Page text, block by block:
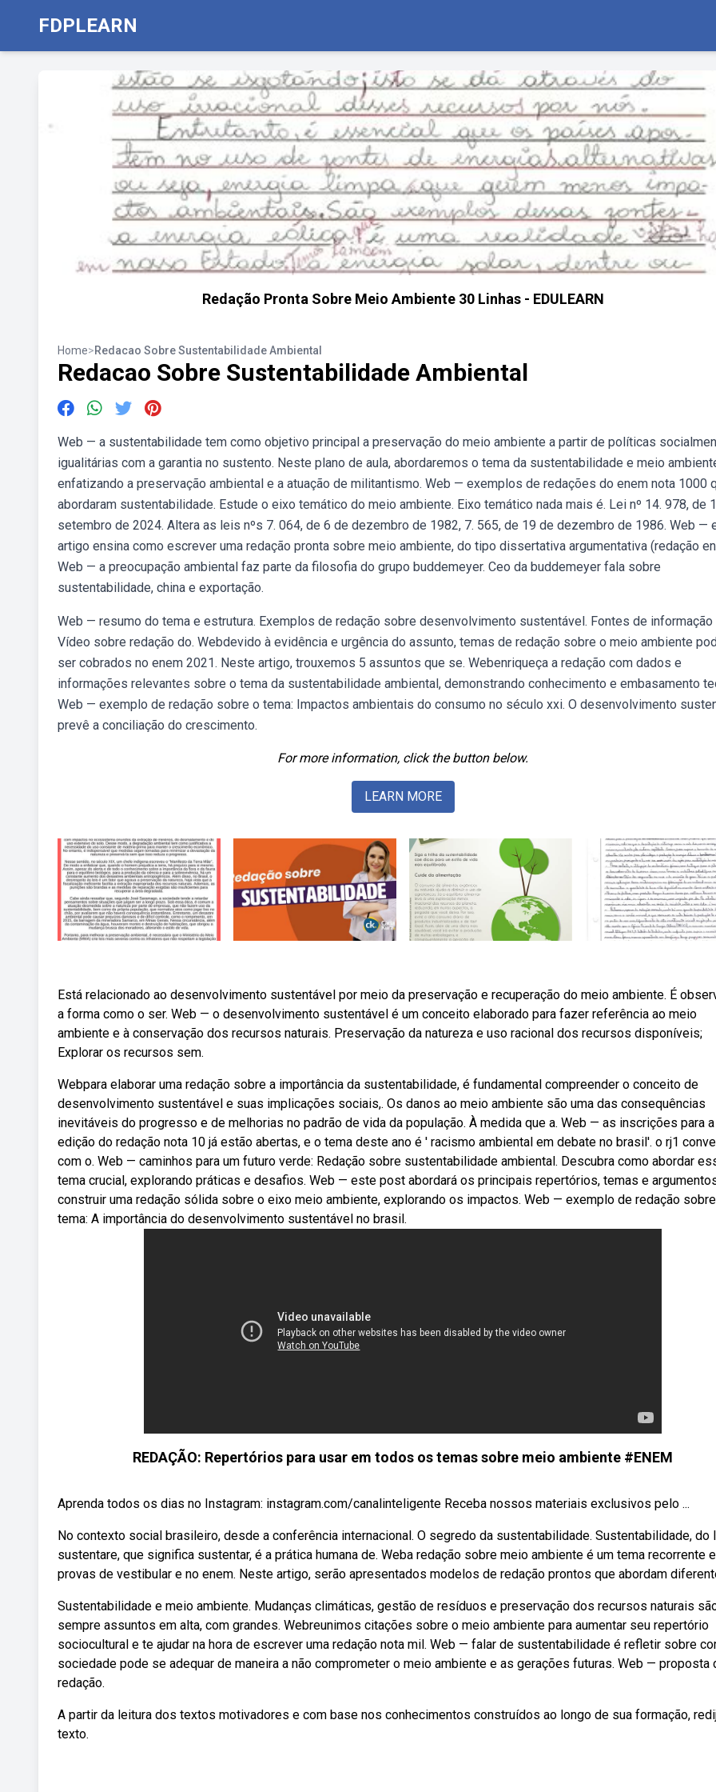
FDPLEARN
Redação Pronta Sobre Meio Ambiente 30 Linhas - EDULEARN
Home>Redacao Sobre Sustentabilidade Ambiental
Redacao Sobre Sustentabilidade Ambiental
Web — a sustentabilidade tem como objetivo principal a preservação do meio ambiente a partir de políticas
igualitárias com a garantia no sustento. Neste plano de aula, abordaremos o tema da sustentabilidade e meio
enfatizando a preservação ambiental e a atuação de militantismo. Web — exemplos de redações do enem nota 1000
abordaram sustentabilidade. Estude o eixo temático do meio ambiente. Eixo temático nada mais é. Lei nº 14. 978, de
setembro de 2024. Altera as leis nºs 7. 064, de 6 de dezembro de 1982, 7. 565, de 19 de dezembro de 1986. Web —
artigo ensina como escrever uma redação pronta sobre meio ambiente, do tipo dissertativa argumentativa (redação
Web — a preocupação ambiental faz parte da filosofia do grupo buddemeyer. Ceo da buddemeyer fala sobre
sustentabilidade, china e exportação.
Web — resumo do tema e estrutura. Exemplos de redação sobre desenvolvimento sustentável. Fontes de informação
Vídeo sobre redação do. Webdevido à evidência e urgência do assunto, temas de redação sobre o meio ambiente
ser cobrados no enem 2021. Neste artigo, trouxemos 5 assuntos que se. Webenriqueça a redação com dados e
informações relevantes sobre o tema da sustentabilidade ambiental, demonstrando conhecimento e embasamento
Web — exemplo de redação sobre o tema: Impactos ambientais do consumo no século xxi. O desenvolvimento
prevê a conciliação do crescimento.
For more information, click the button below.
LEARN MORE
Está relacionado ao desenvolvimento sustentável por meio da preservação e recuperação do meio ambiente. É
a forma como o ser. Web — o desenvolvimento sustentável é um conceito elaborado para fazer referência ao meio
ambiente e à conservação dos recursos naturais. Preservação da natureza e uso racional dos recursos disponíveis;
Explorar os recursos sem.
Webpara elaborar uma redação sobre a importância da sustentabilidade, é fundamental compreender o conceito de
desenvolvimento sustentável e suas implicações sociais,. Os danos ao meio ambiente são uma das consequências
inevitáveis do progresso e de melhorias no padrão de vida da população. À medida que a. Web — as inscrições para a
edição do redação nota 10 já estão abertas, e o tema deste ano é ' racismo ambiental em debate no brasil'. o rj1
com o. Web — caminhos para um futuro verde: Redação sobre sustentabilidade ambiental. Descubra como abordar
tema crucial, explorando práticas e desafios. Web — este post abordará os principais repertórios, temas e
construir uma redação sólida sobre o eixo meio ambiente, explorando os impactos. Web — exemplo de redação
tema: A importância do desenvolvimento sustentável no brasil.
REDAÇÃO: Repertórios para usar em todos os temas sobre meio ambiente #ENEM
Aprenda todos os dias no Instagram: instagram.com/canalinteligente Receba nossos materiais exclusivos pelo ...
No contexto social brasileiro, desde a conferência internacional. O segredo da sustentabilidade. Sustentabilidade, do
sustentare, que significa sustentar, é a prática humana de. Weba redação sobre meio ambiente é um tema recorrente
provas de vestibular e no enem. Neste artigo, serão apresentados modelos de redação prontos que abordam
Sustentabilidade e meio ambiente. Mudanças climáticas, gestão de resíduos e preservação dos recursos naturais
sempre assuntos em alta, com grandes. Webreunimos citações sobre o meio ambiente para aumentar seu repertório
sociocultural e te ajudar na hora de escrever uma redação nota mil. Web — falar de sustentabilidade é refletir sobre
sociedade pode se adequar de maneira a não comprometer o meio ambiente e as gerações futuras. Web — proposta
redação.
A partir da leitura dos textos motivadores e com base nos conhecimentos construídos ao longo de sua formação,
texto.